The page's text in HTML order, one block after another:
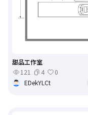
甜品工作室
121
4
0
EDekYLCt